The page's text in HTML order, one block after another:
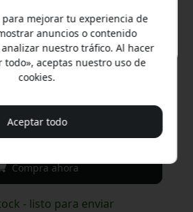
recomendado
EUR
Compra ahora
- listo para enviar
para mejorar tu experiencia de
anuncios o contenido
nuestro tráfico. Al hacer
todo», aceptas nuestro uso de
cookies.
Aceptar todo
pagar el precio completo.